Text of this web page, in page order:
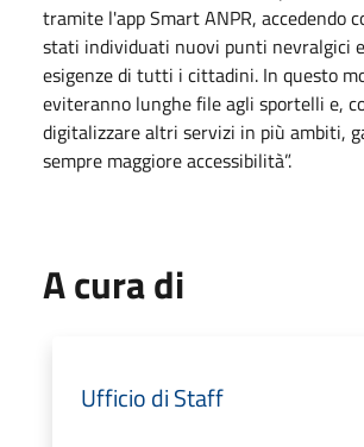
tramite l'app Smart ANPR, accedendo
stati individuati nuovi punti nevralgici
esigenze di tutti i cittadini. In questo
eviteranno lunghe file agli sportelli e,
digitalizzare altri servizi in più ambiti,
sempre maggiore accessibilità”.
A cura di
Ufficio di Staff